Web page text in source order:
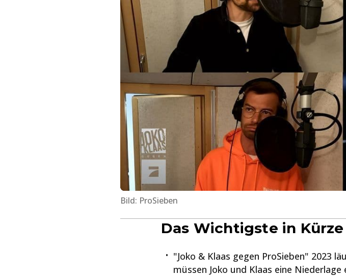
Bild: ProSieben
Das Wichtigste in Kürze
"Joko & Klaas gegen ProSieben" 2023
müssen Joko und Klaas eine Niederlage